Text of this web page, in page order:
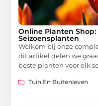
Online Planten
Seizoensplanten
Welkom bij onze
dit artikel delen we
beste planten voor elk
Tuin En Buitenleven